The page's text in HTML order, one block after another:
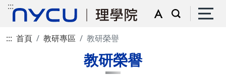
:::
::: 首頁 教研專區 教研榮譽
教研榮譽